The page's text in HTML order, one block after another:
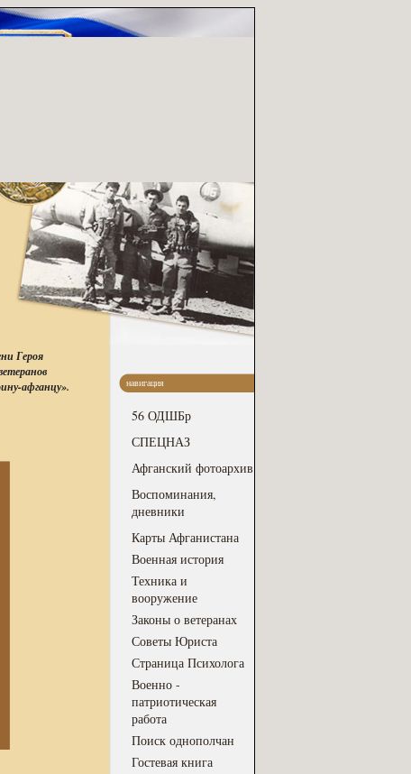
Героя
афганцу».
навигация
56 ОДШБр
СПЕЦНАЗ
Афганский фотоархив
Воспоминания,
дневники
Карты Афганистана
Военная история
Техника и
вооружение
Законы о ветеранах
Советы Юриста
Страница Психолога
Военно -
патриотическая
работа
Поиск однополчан
Гостевая книга